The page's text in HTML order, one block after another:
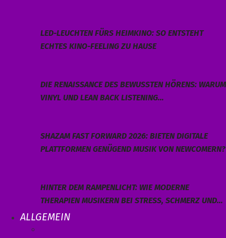
LED-LEUCHTEN FÜRS HEIMKINO: SO ENTSTEHT
ECHTES KINO-FEELING ZU HAUSE
DIE RENAISSANCE DES BEWUSSTEN HÖRENS: WARUM
VINYL UND LEAN BACK LISTENING…
SHAZAM FAST FORWARD 2026: BIETEN DIGITALE
PLATTFORMEN GENÜGEND MUSIK VON NEWCOMERN?
HINTER DEM RAMPENLICHT: WIE MODERNE
THERAPIEN MUSIKERN BEI STRESS, SCHMERZ UND…
ALLGEMEIN